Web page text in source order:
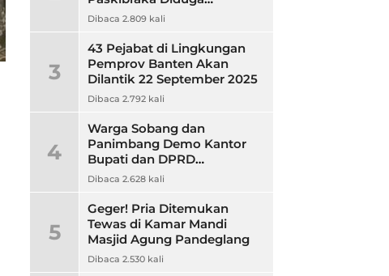
Bermasalah, Banyak
Dibaca 2.809 kali
3
43 Pejabat di Lingkungan
Pemprov Banten Akan
Dilantik 22 September 2025
Dibaca 2.792 kali
4
Warga Sobang dan
Panimbang Demo Kantor
Bupati dan DPRD
Pandeglang, Ini
Dibaca 2.628 kali
5
Geger! Pria Ditemukan
Tewas di Kamar Mandi
Masjid Agung Pandeglang
Dibaca 2.530 kali